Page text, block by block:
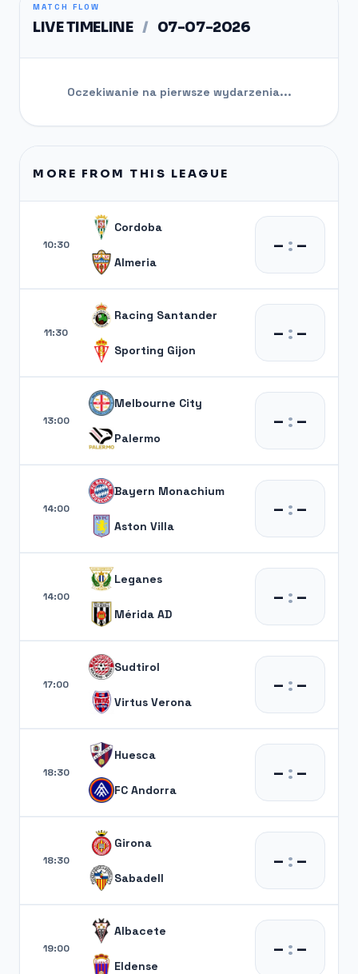
MATCH FLOW
LIVE TIMELINE / 07-07-2026
Oczekiwanie na pierwsze wydarzenia...
MORE FROM THIS LEAGUE
10:30
Cordoba
Almeria
– :–
11:30
Racing Santander
Sporting Gijon
– :–
13:00
Melbourne City
Palermo
– :–
14:00
Bayern Monachium
Aston Villa
– :–
14:00
Leganes
Mérida AD
– :–
17:00
Sudtirol
Virtus Verona
– :–
18:30
Huesca
FC Andorra
– :–
18:30
Girona
Sabadell
– :–
19:00
Albacete
Eldense
– :–